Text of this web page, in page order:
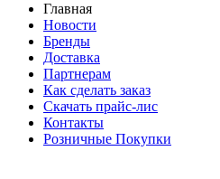
Главная
Новости
Бренды
Доставка
Партнерам
Как сделать заказ
Скачать прайс-лис
Контакты
Розничные Покупки